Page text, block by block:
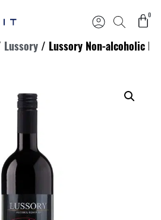
0
Lussory / Lussory Non-alcoholic